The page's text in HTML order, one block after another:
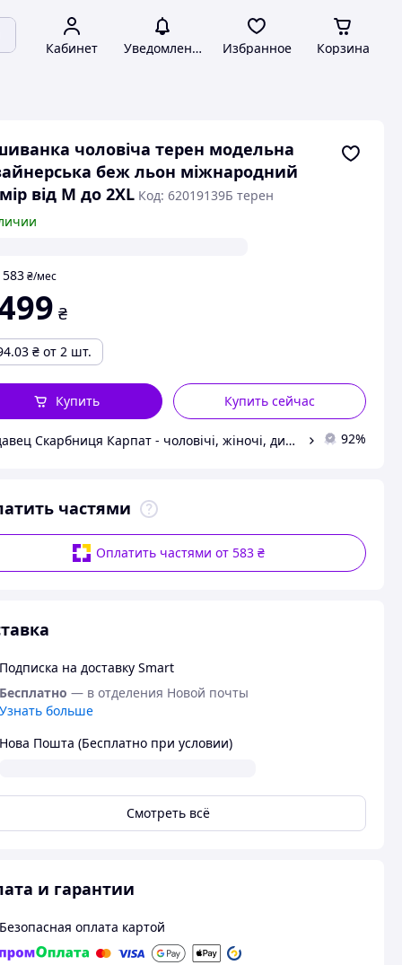
Кабинет Уведомления Избранное Корзина
чоловіча терен модельна
беж льон міжнародний
від M до 2XL Код: 62019139Б терен
583 ₴/мес
₴
₴ от 2 шт.
Купить сейчас
Купить
Продавец Скарбниця Карпат - чоловічі, жіночі, дитячі вишиванки, гердани, ручної роботи 92%
частями
Оплатить частями от 583 ₴
Подписка на доставку Smart
Бесплатно — в отделения Новой почты
Узнать больше
Нова Пошта (Бесплатно при условии)
Смотреть всё
и гарантии
Безопасная оплата картой